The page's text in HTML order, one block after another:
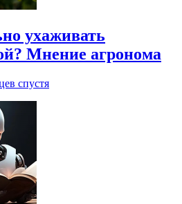
ухаживать
Мнение агронома
спустя